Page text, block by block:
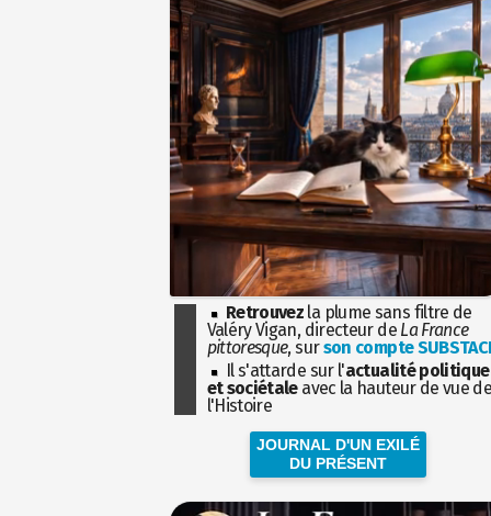
Retrouvez la plume sans filtre de
Valéry Vigan, directeur de La France
pittoresque, surson compte
Il s'attarde sur l'actualité politique
et sociétaleavec la hauteur de vue
l'Histoire
JOURNAL D'UN EXILÉ
DU PRÉSENT